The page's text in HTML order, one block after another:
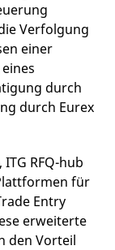
Verfolgung
einer
durch
durch Eurex
RFQ-hub
für
Entry
erweiterte
den Vorteil
Cookie-Name ist
Open-Source-
zu helfen, das
zu
und die
der Website zu
Es handelt sich
Muster-Cookie,
auf das Präfix
eine kurze Reihe
Dieses Cookie enthält
über Werbung,
vor
Besuch dieser
gesehen hat.
Youtube gesetzt,